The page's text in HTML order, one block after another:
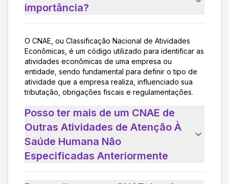
importância?
O CNAE, ou Classificação Nacional de Atividades
Econômicas, é um código utilizado para identificar as
atividades econômicas de uma empresa ou
entidade, sendo fundamental para definir o tipo de
atividade que a empresa realiza, influenciado sua
tributação, obrigações fiscais e regulamentações.
Posso ter mais de um CNAE de
Outras Atividades de Atenção À
Saúde Humana Não
Especificadas Anteriormente